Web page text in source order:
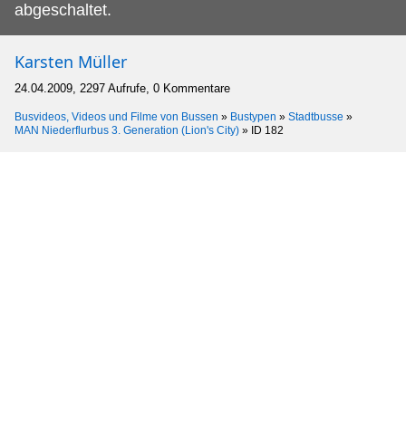
abgeschaltet.
Karsten Müller
24.04.2009, 2297 Aufrufe, 0 Kommentare
Busvideos, Videos und Filme von Bussen » Bustypen » Stadtbusse »
MAN Niederflurbus 3. Generation (Lion's City) » ID 182